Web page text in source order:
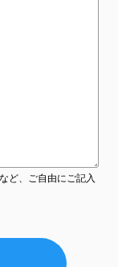
ど、ご自由にご記入